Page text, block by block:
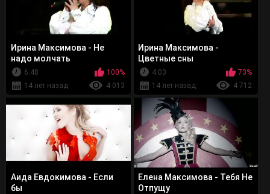
Ирина Максимова - Не
надо молчать
6:48
100%
14 лет назад
4 013
Ирина Максимова -
Цветные сны
4:03
73%
14 лет назад
4 712
Аида Евдокимова - Если
бы
Елена Максимова - Тебя Не
Отпущу